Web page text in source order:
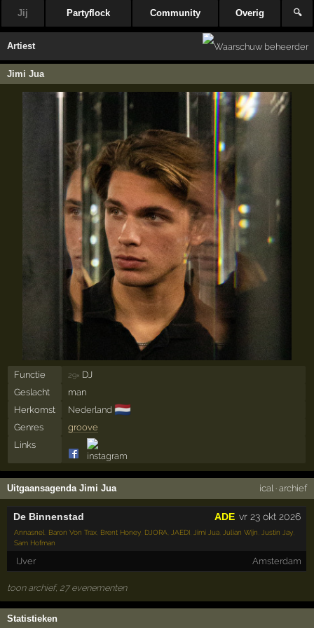
Jij Partyflock Community Overig 🔍
Artiest
Jimi Jua
Functie 29× DJ
Geslacht
man
Herkomst
Nederland 🇳🇱
Genres
groove
Links
Uitgaansagenda Jimi Jua ical· archief
De Binnenstad vr 23 okt 2026
ADE
Annasnel Baron Von Trax Brent Honey DJORA JAEDI Jimi Jua Julian Wijn Justin Jay
Sam Hofman
IJver Amsterdam
toon archief, 27 evenementen
Statistieken